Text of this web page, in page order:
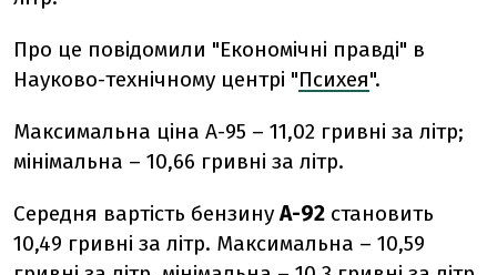
Про це повідомили "Економічні правді" в
Науково-технічному центрі "Психея".
Максимальна ціна А-95 – 11,02 гривні за літр;
мінімальна – 10,66 гривні за літр.
Середня вартість бензинуА-92 становить
10,49 гривні за літр. Максимальна – 10,59